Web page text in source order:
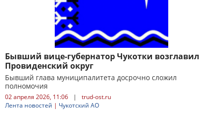
Бывший вице-губернатор Чукотки возглавил
Провиденский округ
Бывший глава муниципалитета досрочно сложил
полномочия
02 апреля 2026, 11:06 |
trud-ost.ru
Лента новостей | Чукотский АО